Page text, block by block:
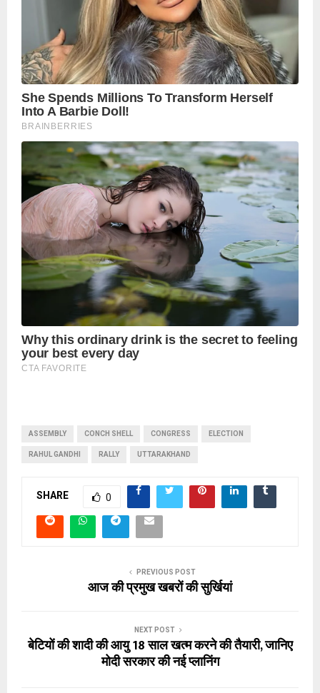
ASSEMBLY CONCH SHELL CONGRESS ELECTION
RAHUL GANDHI RALLY UTTARAKHAND
SHARE 0
PREVIOUS POST
आज की प्रमुख खबरों की सुर्खियां
NEXT POST
बेटियों की शादी की आयु 18 साल खत्म करने की तैयारी, जानिए
मोदी सरकार की नई प्लानिंग